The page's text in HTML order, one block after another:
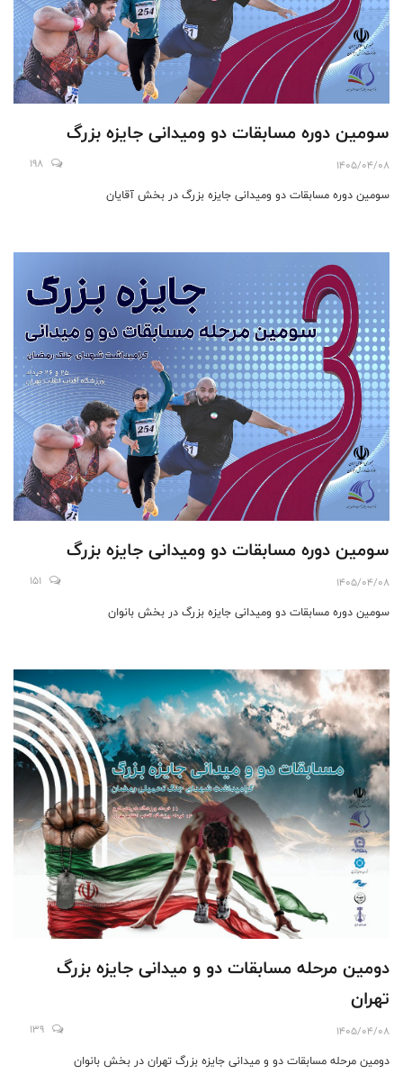
سومین دوره مسابقات دو ومیدانی جایزه بزرگ
1405/04/08
198
سومین دوره مسابقات دو ومیدانی جایزه بزرگ در بخش آقایان
سومین دوره مسابقات دو ومیدانی جایزه بزرگ
1405/04/08
151
سومین دوره مسابقات دو ومیدانی جایزه بزرگ در بخش بانوان
دومین مرحله مسابقات دو و میدانی جایزه بزرگ
تهران
1405/04/08
139
دومین مرحله مسابقات دو و میدانی جایزه بزرگ تهران در بخش بانوان